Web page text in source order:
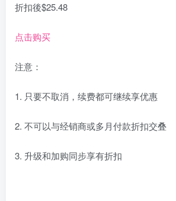
折扣後$25.48
点击购买
注意：
1. 只要不取消，续费都可继续享优惠
2. 不可以与经销商或多月付款折扣交叠
3. 升级和加购同步享有折扣